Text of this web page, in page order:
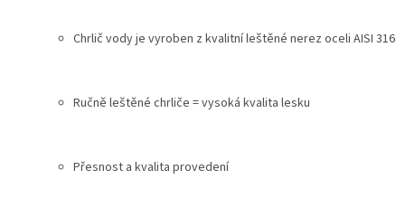
Chrlič vody je vyroben z kvalitní leštěné nerez oceli AISI 316
Ručně leštěné chrliče = vysoká kvalita lesku
Přesnost a kvalita provedení